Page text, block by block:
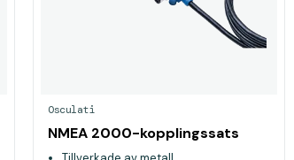
Osculati
NMEA 2000-kopplingssats